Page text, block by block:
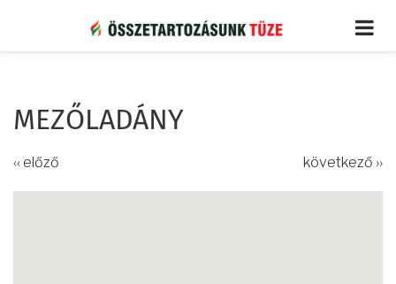
tartalomra
MEZŐLADÁNY
‹‹ előző következő ››